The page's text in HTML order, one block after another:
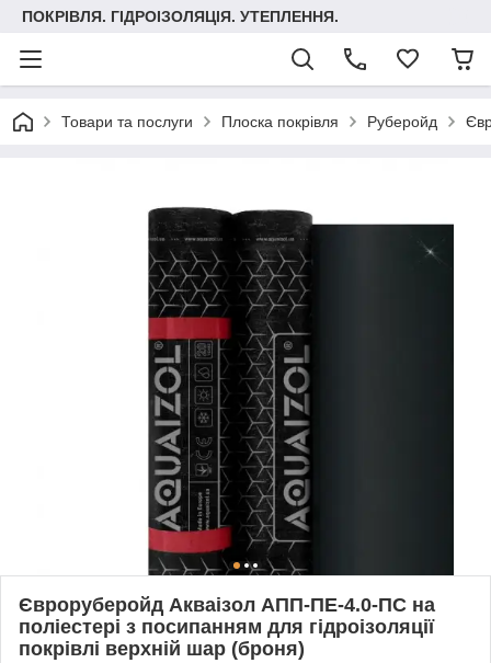
ПОКРІВЛЯ. ГІДРОІЗОЛЯЦІЯ. УТЕПЛЕННЯ.
Товари та послуги Плоска покрівля Руберойд
Євроруберойд Акваізол АПП-ПЕ-4.0-ПС на
поліестері з посипанням для гідроізоляції
покрівлі верхній шар (броня)